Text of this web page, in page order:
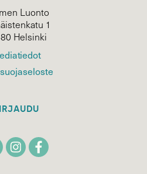
Luonto
1
Helsinki